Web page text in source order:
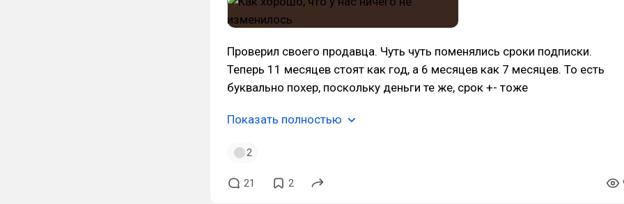
Проверил своего продавца. Чуть чуть поменялись сроки подписки.
Теперь 11 месяцев стоят как год, а 6 месяцев как 7 месяцев. То есть
буквально похер, поскольку деньги те же, срок +- тоже
Показать полностью
2
21 2